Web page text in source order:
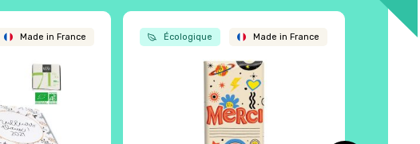
Made in France Écologique Made in France